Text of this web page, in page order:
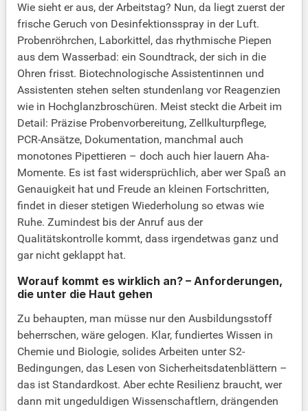
Wie sieht er aus, der Arbeitstag? Nun, da liegt zuerst der
frische Geruch von Desinfektionsspray in der Luft.
Probenröhrchen, Laborkittel, das rhythmische Piepen
aus dem Wasserbad: ein Soundtrack, der sich in die
Ohren frisst. Biotechnologische Assistentinnen und
Assistenten stehen selten stundenlang vor Reagenzien
wie in Hochglanzbroschüren. Meist steckt die Arbeit im
Detail: Präzise Probenvorbereitung, Zellkulturpflege,
PCR-Ansätze, Dokumentation, manchmal auch
monotones Pipettieren – doch auch hier lauern Aha-
Momente. Es ist fast widersprüchlich, aber wer Spaß an
Genauigkeit hat und Freude an kleinen Fortschritten,
findet in dieser stetigen Wiederholung so etwas wie
Ruhe. Zumindest bis der Anruf aus der
Qualitätskontrolle kommt, dass irgendetwas ganz und
gar nicht geklappt hat.
Worauf kommt es wirklich an? – Anforderungen,
die unter die Haut gehen
Zu behaupten, man müsse nur den Ausbildungsstoff
beherrschen, wäre gelogen. Klar, fundiertes Wissen in
Chemie und Biologie, solides Arbeiten unter S2-
Bedingungen, das Lesen von Sicherheitsdatenblättern –
das ist Standardkost. Aber echte Resilienz braucht, wer
dann mit ungeduldigen Wissenschaftlern, drängenden